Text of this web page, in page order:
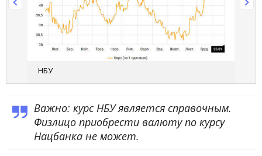
НБУ
Важно: курс НБУ является справочным.
Физлицо приобрести валюту по курсу
Нацбанка не может.